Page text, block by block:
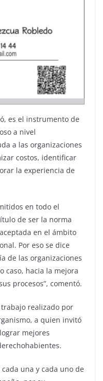
es el instrumento de
a nivel
a las organizaciones
costos, identificar
la experiencia de
en todo el
de ser la norma
en el ámbito
Por eso se dice
de las organizaciones
caso, hacia la mejora
procesos”, comentó.
realizado por
a quien invitó
mejores
una y cada uno de